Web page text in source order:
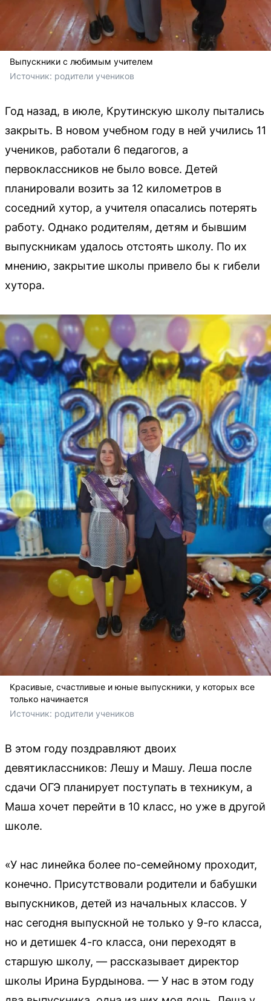
Выпускники с любимым учителем
Источник: родители учеников
Год назад, в июле, Крутинскую школу пытались
закрыть. В новом учебном году в ней учились 11
учеников, работали 6 педагогов, а
первоклассников не было вовсе. Детей
планировали возить за 12 километров в
соседний хутор, а учителя опасались потерять
работу. Однако родителям, детям и бывшим
выпускникам удалось отстоять школу. По их
мнению, закрытие школы привело бы к гибели
хутора.
Красивые, счастливые и юные выпускники, у которых все
только начинается
Источник: родители учеников
В этом году поздравляют двоих
девятиклассников: Лешу и Машу. Леша после
сдачи ОГЭ планирует поступать в техникум, а
Маша хочет перейти в 10 класс, но уже в другой
школе.
«У нас линейка более по-семейному проходит,
конечно. Присутствовали родители и бабушки
выпускников, детей из начальных классов. У
нас сегодня выпускной не только у 9-го класса,
но и детишек 4-го класса, они переходят в
старшую школу, — рассказывает директор
школы Ирина Бурдынова. — У нас в этом году